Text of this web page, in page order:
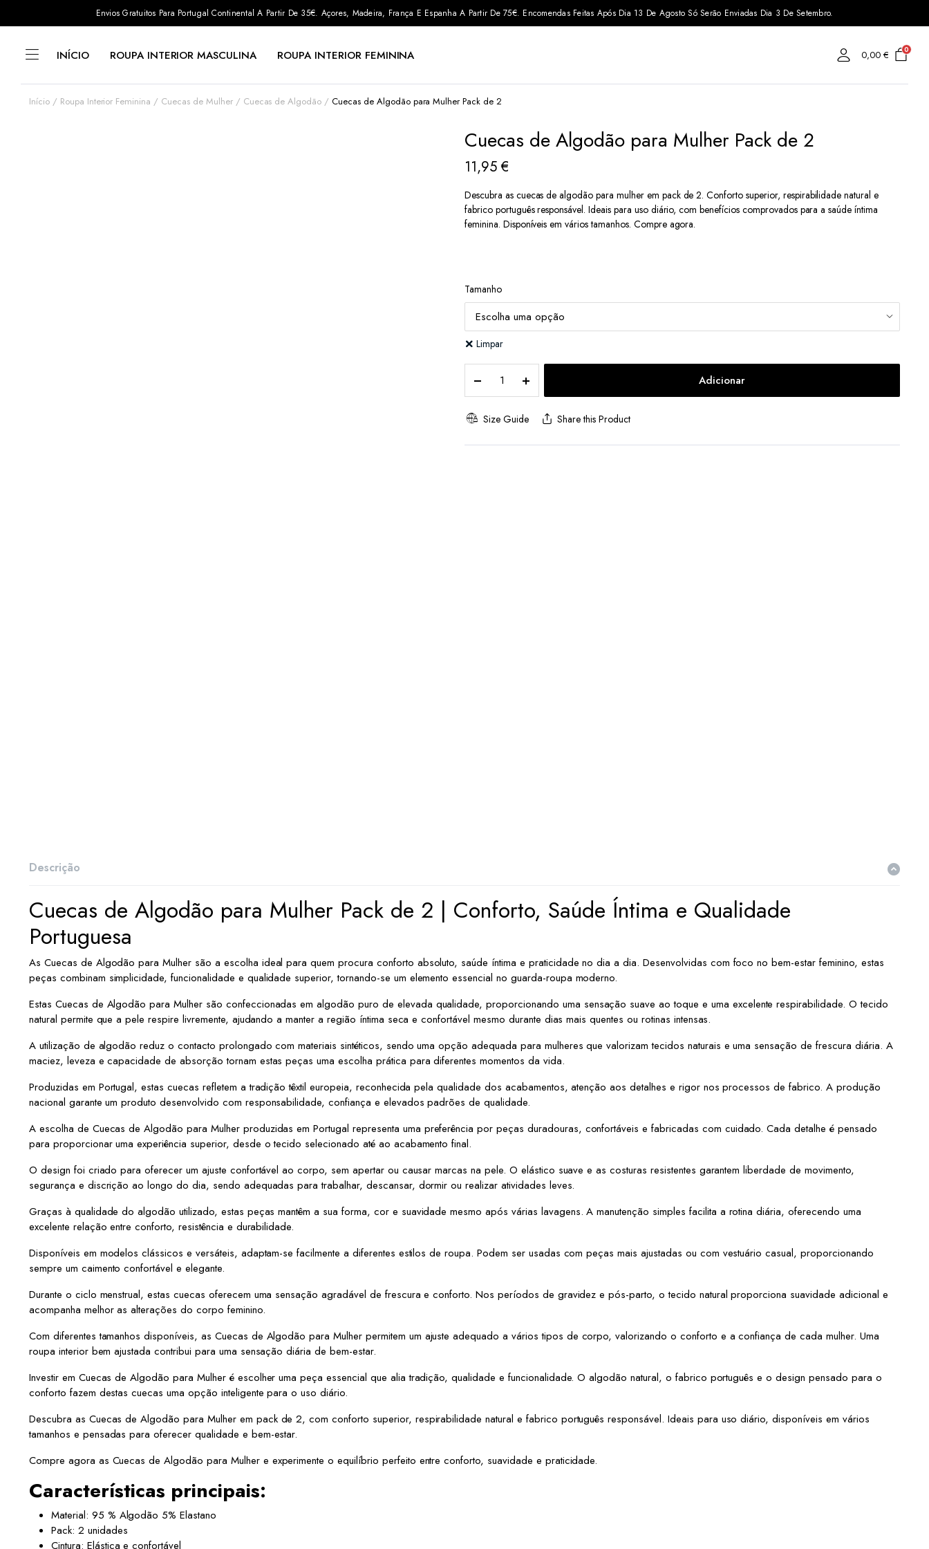
Envios Gratuitos Para Portugal Continental A Partir De 35€. Açores, Madeira, França E Espanha A Partir De 75€. Encomendas Feitas Após Dia 13 De Agosto Só Serão Enviadas Dia 3 De Setembro.
INÍCIO ROUPA INTERIOR MASCULINA ROUPA INTERIOR FEMININA 0,00€ 0
Início Roupa Interior Feminina Cuecas de Mulher Cuecas de Algodão Cuecas de Algodão para Mulher Pack de 2
Cuecas de Algodão para Mulher Pack de 2
11,95€
Descubra as cuecas de algodão para mulher em pack de 2. Conforto superior, respirabilidade natural e
fabrico português responsável. Ideais para uso diário, com benefícios comprovados para a saúde íntima
feminina. Disponíveis em vários tamanhos. Compre agora.
Tamanho
Limpar
Algodão
para
Pack
Adicionar
Size Guide Share this Product
Descrição
Cuecas de Algodão para Mulher Pack de 2 | Conforto, Saúde Íntima e Qualidade
Portuguesa
As Cuecas de Algodão para Mulher são a escolha ideal para quem procura conforto absoluto, saúde íntima e praticidade no dia a dia. Desenvolvidas com foco no bem-estar feminino, estas
peças combinam simplicidade, funcionalidade e qualidade superior, tornando-se um elemento essencial no guarda-roupa moderno.
Estas Cuecas de Algodão para Mulher são confeccionadas em algodão puro de elevada qualidade, proporcionando uma sensação suave ao toque e uma excelente respirabilidade. O tecido
natural permite que a pele respire livremente, ajudando a manter a região íntima seca e confortável mesmo durante dias mais quentes ou rotinas intensas.
A utilização de algodão reduz o contacto prolongado com materiais sintéticos, sendo uma opção adequada para mulheres que valorizam tecidos naturais e uma sensação de frescura diária. A
maciez, leveza e capacidade de absorção tornam estas peças uma escolha prática para diferentes momentos da vida.
Produzidas em Portugal, estas cuecas refletem a tradição têxtil europeia, reconhecida pela qualidade dos acabamentos, atenção aos detalhes e rigor nos processos de fabrico. A produção
nacional garante um produto desenvolvido com responsabilidade, confiança e elevados padrões de qualidade.
A escolha de Cuecas de Algodão para Mulher produzidas em Portugal representa uma preferência por peças duradouras, confortáveis e fabricadas com cuidado. Cada detalhe é pensado
para proporcionar uma experiência superior, desde o tecido selecionado até ao acabamento final.
O design foi criado para oferecer um ajuste confortável ao corpo, sem apertar ou causar marcas na pele. O elástico suave e as costuras resistentes garantem liberdade de movimento,
segurança e discrição ao longo do dia, sendo adequadas para trabalhar, descansar, dormir ou realizar atividades leves.
Graças à qualidade do algodão utilizado, estas peças mantêm a sua forma, cor e suavidade mesmo após várias lavagens. A manutenção simples facilita a rotina diária, oferecendo uma
excelente relação entre conforto, resistência e durabilidade.
Disponíveis em modelos clássicos e versáteis, adaptam-se facilmente a diferentes estilos de roupa. Podem ser usadas com peças mais ajustadas ou com vestuário casual, proporcionando
sempre um caimento confortável e elegante.
Durante o ciclo menstrual, estas cuecas oferecem uma sensação agradável de frescura e conforto. Nos períodos de gravidez e pós-parto, o tecido natural proporciona suavidade adicional e
acompanha melhor as alterações do corpo feminino.
Com diferentes tamanhos disponíveis, as Cuecas de Algodão para Mulher permitem um ajuste adequado a vários tipos de corpo, valorizando o conforto e a confiança de cada mulher. Uma
roupa interior bem ajustada contribui para uma sensação diária de bem-estar.
Investir em Cuecas de Algodão para Mulher é escolher uma peça essencial que alia tradição, qualidade e funcionalidade. O algodão natural, o fabrico português e o design pensado para o
conforto fazem destas cuecas uma opção inteligente para o uso diário.
Descubra as Cuecas de Algodão para Mulher em pack de 2, com conforto superior, respirabilidade natural e fabrico português responsável. Ideais para uso diário, disponíveis em vários
tamanhos e pensadas para oferecer qualidade e bem-estar.
Compre agora as Cuecas de Algodão para Mulher e experimente o equilíbrio perfeito entre conforto, suavidade e praticidade.
Características principais:
Material: 95 % Algodão 5% Elastano
Pack: 2 unidades
Cintura: Elástica e confortável